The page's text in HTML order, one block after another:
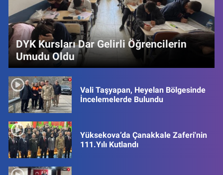
DYK Kursları Dar Gelirli Öğrencilerin
Umudu Oldu
Vali Taşyapan, Heyelan Bölgesinde
İncelemelerde Bulundu
Yüksekova’da Çanakkale Zaferi'nin
111.Yılı Kutlandı